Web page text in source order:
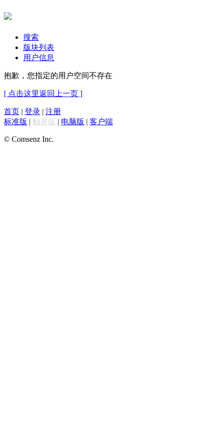
搜索
版块列表
用户信息
抱歉，您指定的用户空间不存在
[ 点击这里返回上一页 ]
首页 | 登录 | 注册
标准版 | 触屏版 | 电脑版 | 客户端
© Comsenz Inc.